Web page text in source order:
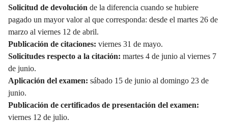
Solicitud de devolución de la diferencia cuando se hubiere
pagado un mayor valor al que corresponda: desde el martes 26 de
marzo al viernes 12 de abril.
Publicación de citaciones: viernes 31 de mayo.
Solicitudes respecto a la citación: martes 4 de junio al viernes 7
de junio.
Aplicación del examen: sábado 15 de junio al domingo 23 de
junio.
Publicación de certificados de presentación del examen:
viernes 12 de julio.